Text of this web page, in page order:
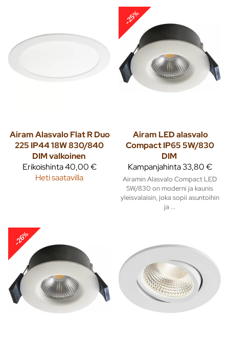
AiramAlasvalo Flat R Duo
225 IP44 18W 830/840
DIM valkoinen
Erikoishinta40,00 €
Heti saatavilla
-25%
Airam LED alasvalo
Compact IP65 5W/830
DIM
Kampanjahinta33,80 €
Airamin Alasvalo Compact LED
5W/830 on moderni ja kaunis
yleisvalaisin, joka sopii asuntoihin
ja ...
-26%